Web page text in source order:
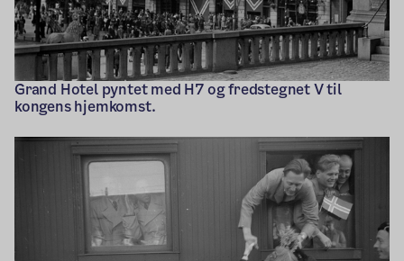
Grand Hotel pyntet med H7 og fredstegnet V til
kongens hjemkomst.